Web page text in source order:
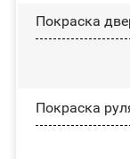
Покраска
Покраска